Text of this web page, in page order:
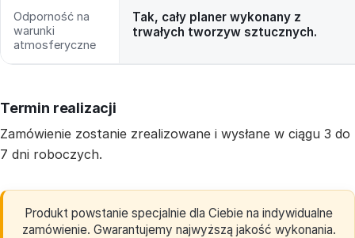
Odporność na
warunki
atmosferyczne
Tak, cały planer wykonany z
trwałych tworzyw sztucznych.
Termin realizacji
Zamówienie zostanie zrealizowane i wysłane w ciągu 3 do
7 dni roboczych.
Produkt powstanie specjalnie dla Ciebie na indywidualne
zamówienie. Gwarantujemy najwyższą jakość wykonania.